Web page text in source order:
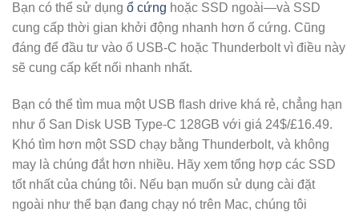
Bạn có thể sử dụng ổ cứng hoặc SSD ngoài—và SSD
cung cấp thời gian khởi động nhanh hơn ổ cứng. Cũng
đáng để đầu tư vào ổ USB-C hoặc Thunderbolt vì điều này
sẽ cung cấp kết nối nhanh nhất.
Bạn có thể tìm mua một USB flash drive khá rẻ, chẳng hạn
như ổ San Disk USB Type-C 128GB với giá 24$/£16.49.
Khó tìm hơn một SSD chạy bằng Thunderbolt, và không
may là chúng đắt hơn nhiều. Hãy xem tổng hợp các SSD
tốt nhất của chúng tôi. Nếu bạn muốn sử dụng cài đặt
ngoài như thể bạn đang chạy nó trên Mac, chúng tôi